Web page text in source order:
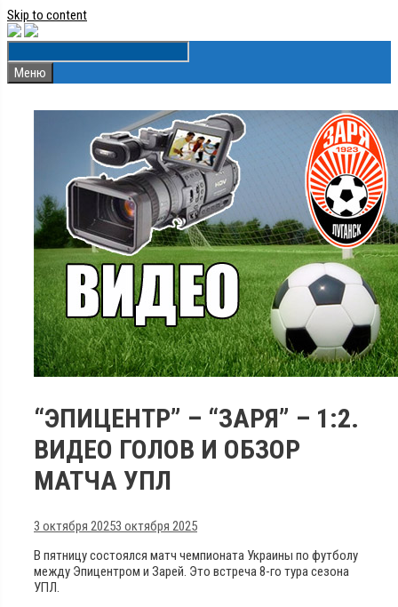
Skip to content
Меню
“ЭПИЦЕНТР” – “ЗАРЯ” – 1:2.
ВИДЕО ГОЛОВ И ОБЗОР
МАТЧА УПЛ
3 октября 20253 октября 2025
В пятницу состоялся матч чемпионата Украины по футболу
между Эпицентром и Зарей. Это встреча 8-го тура сезона
УПЛ.